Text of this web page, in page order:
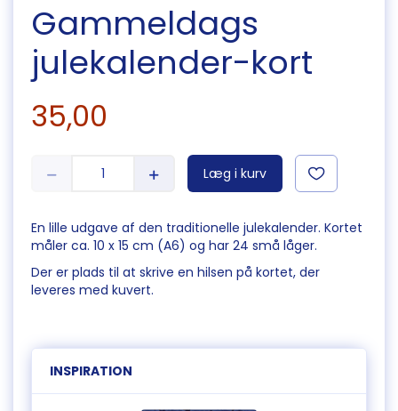
Gammeldags
julekalender-kort
35,00
Læg i kurv
En lille udgave af den traditionelle julekalender. Kortet
måler ca. 10 x 15 cm (A6) og har 24 små låger.
Der er plads til at skrive en hilsen på kortet, der
leveres med kuvert.
INSPIRATION